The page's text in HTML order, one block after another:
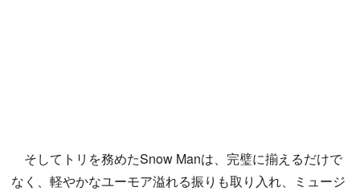
そしてトリを務めたSnow Manは、完璧に揃えるだけで
なく、軽やかなユーモア溢れる振りも取り入れ、ミュージ